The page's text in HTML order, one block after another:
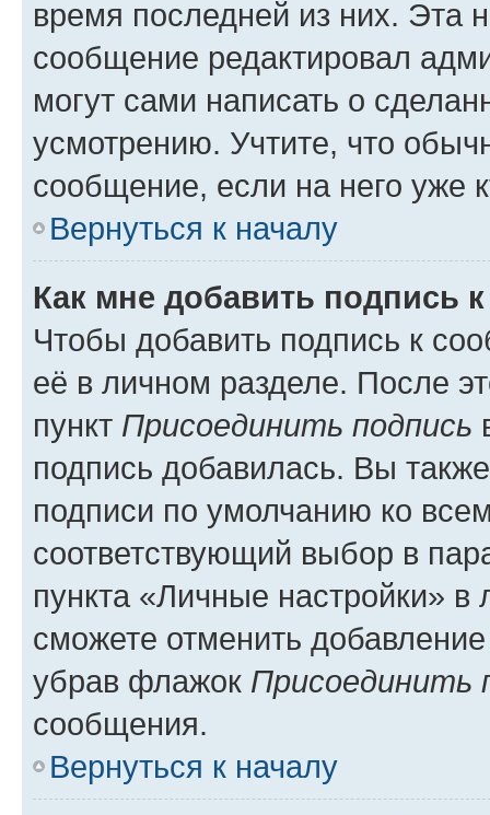
время последней из них. Эта
сообщение редактировал
могут сами написать о
усмотрению. Учтите, что
сообщение, если на него уже
Вернуться к началу
Как мне добавить подпись
Чтобы добавить подпись к
её в личном разделе. После
пункт Присоединить подпись
подпись добавилась. Вы
подписи по умолчанию ко
соответствующий выбор в
пункта «Личные настройки»
сможете отменить
убрав флажок Присоединить
сообщения.
Вернуться к началу